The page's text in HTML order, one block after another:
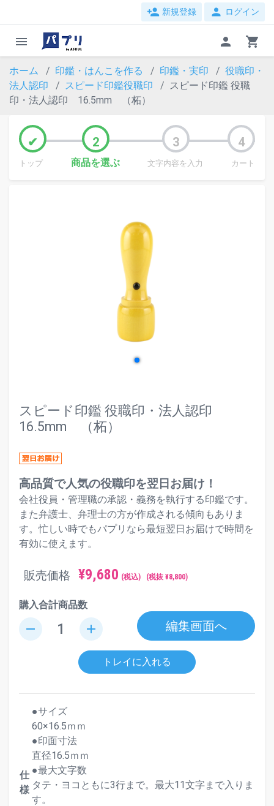
person_add 新規登録 person ログイン
menu person shopping_cart
ホーム 印鑑・はんこを作る 印鑑・実印
役職印・
法人認印
スピード印鑑役職印
スピード印鑑 役職
印・法人認印 16.5mm （柘）
トップ 商品を選ぶ 文字内容を入力 カート
スピード印鑑 役職印・法人認印
16.5mm （柘）
高品質で人気の役職印を翌日お届け！
会社役員・管理職の承認・義務を執行する印鑑です。
また弁護士、弁理士の方が作成される傾向もありま
す。忙しい時でもパプリなら最短翌日お届けで時間を
有効に使えます。
販売価格 ¥9,680 (税込) (税抜 ¥8,800)
購入合計商品数
remove add 編集画面へ
トレイに入れる
仕
様
●サイズ
60×16.5ｍｍ
●印面寸法
直径16.5ｍｍ
●最大文字数
タテ・ヨコともに3行まで。最大11文字まで入りま
す。